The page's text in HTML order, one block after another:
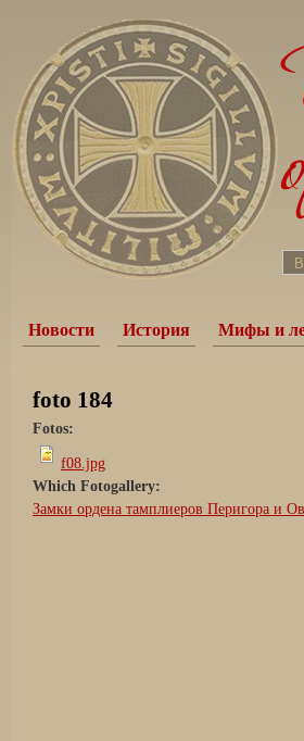
Новости История Мифы и
foto 184
Fotos:
f08.jpg
Which Fotogallery:
Замки ордена тамплиеров Перигора и